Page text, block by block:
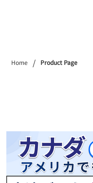
Home / Product Page